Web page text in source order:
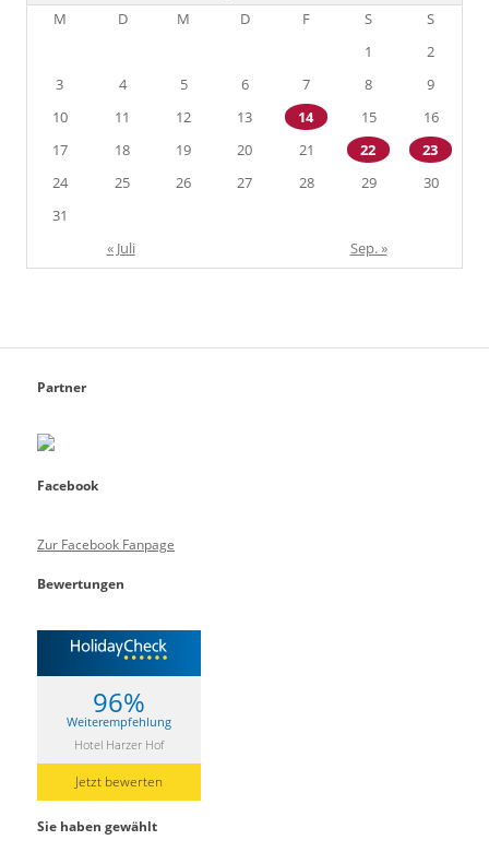
M
D M D F S
S
1
2
3
4 5 6 7 8
9
10
11 12 13 14 15
16
17
18 19 20 21 22
23
24
25 26 27 28 29
30
31
« Juli
Sep. »
Partner
Facebook
Zur Facebook Fanpage
Bewertungen
96%
Weiterempfehlung
Hotel Harzer Hof
Jetzt bewerten
Sie haben gewählt